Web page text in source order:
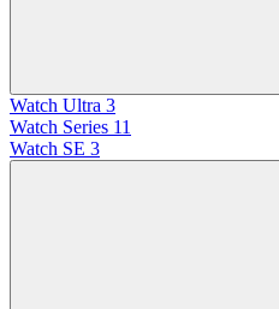
Watch Ultra 3
Watch Series 11
Watch SE 3